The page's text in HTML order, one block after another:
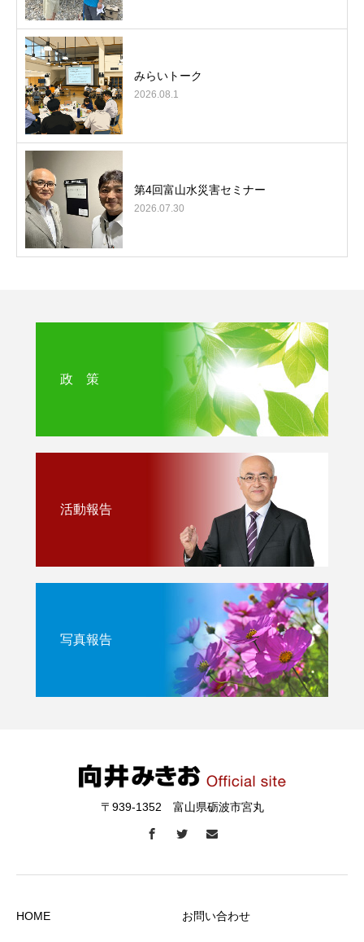
みらいトーク
2026.08.1
第4回富山水災害セミナー
2026.07.30
政 策
活動報告
写真報告
〒939-1352 富山県砺波市宮丸
HOME お問い合わせ